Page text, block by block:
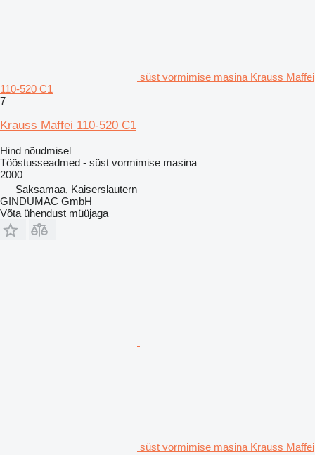
süst vormimise masina Krauss Maffei
110-520 C1
7
Krauss Maffei 110-520 C1
Hind nõudmisel
Tööstusseadmed - süst vormimise masina
2000
Saksamaa, Kaiserslautern
GINDUMAC GmbH
Võta ühendust müüjaga
süst vormimise masina Krauss Maffei